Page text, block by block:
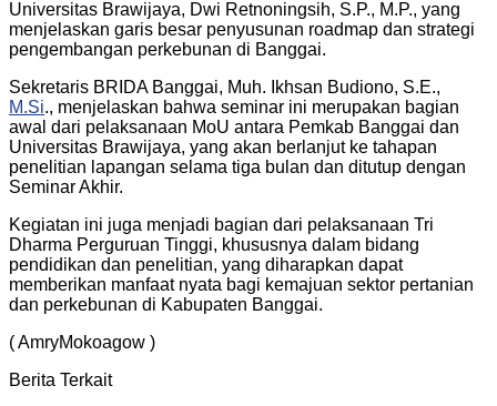
Universitas Brawijaya, Dwi Retnoningsih, S.P., M.P., yang
menjelaskan garis besar penyusunan roadmap dan strategi
pengembangan perkebunan di Banggai.
Sekretaris BRIDA Banggai, Muh. Ikhsan Budiono, S.E.,
M.Si., menjelaskan bahwa seminar ini merupakan bagian
awal dari pelaksanaan MoU antara Pemkab Banggai dan
Universitas Brawijaya, yang akan berlanjut ke tahapan
penelitian lapangan selama tiga bulan dan ditutup dengan
Seminar Akhir.
Kegiatan ini juga menjadi bagian dari pelaksanaan Tri
Dharma Perguruan Tinggi, khususnya dalam bidang
pendidikan dan penelitian, yang diharapkan dapat
memberikan manfaat nyata bagi kemajuan sektor pertanian
dan perkebunan di Kabupaten Banggai.
( AmryMokoagow )
Berita Terkait